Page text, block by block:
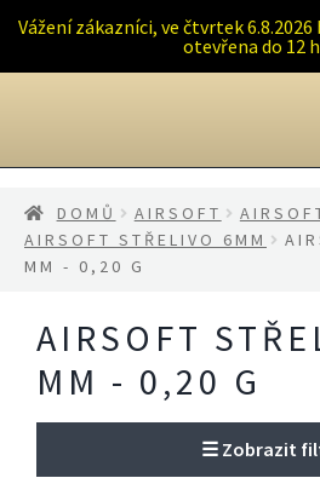
Vážení zákazníci, ve čtvrtek
otevřena do 12
DOMŮ AIRSOFT
AIRSOFT STŘELIVO 6MM
MM - 0,20 G
AIRSOFT
MM - 0,20 G
☰ Zobrazit